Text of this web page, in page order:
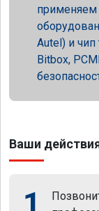
применяем
Autel) и чип
Bitbox,
Ваши
1